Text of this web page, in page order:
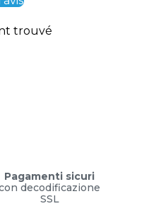
trouvé
Pagamenti sicuri
decodificazione
SSL